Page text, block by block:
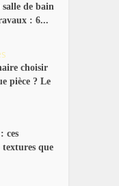
salle de bain
: 6...
choisir
pièce ? Le
ces
textures que